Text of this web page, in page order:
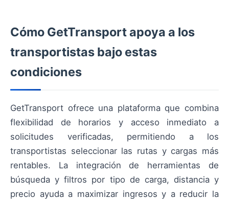
Cómo GetTransport apoya a los
transportistas bajo estas
condiciones
GetTransport ofrece una plataforma que combina
flexibilidad de horarios y acceso inmediato a
solicitudes verificadas, permitiendo a los
transportistas seleccionar las rutas y cargas más
rentables. La integración de herramientas de
búsqueda y filtros por tipo de carga, distancia y
precio ayuda a maximizar ingresos y a reducir la